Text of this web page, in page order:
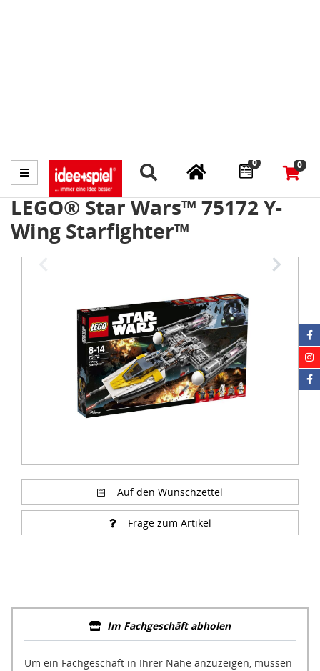
LEGO® Star Wars™ 75172 Y-
Wing Starfighter™
Auf den Wunschzettel
Frage zum Artikel
Im Fachgeschäft abholen
Um ein Fachgeschäft in Ihrer Nähe anzuzeigen, müssen